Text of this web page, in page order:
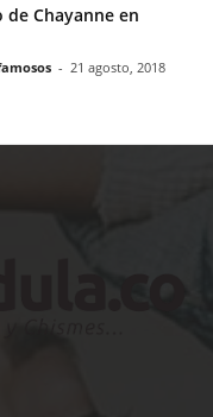
Chayanne en
- 21 agosto, 2018